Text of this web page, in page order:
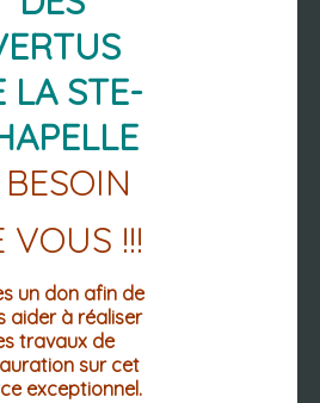
légales
: non conforme
AU VENDREDI
DE 8h30 à 12h30
: 13h30-18h30
JEUDI : 13h30 -
: 13h30 - 16h30
LA STE-
VOUS !!!
un don afin de
aider à réaliser
travaux de
sur cet
exceptionnel.